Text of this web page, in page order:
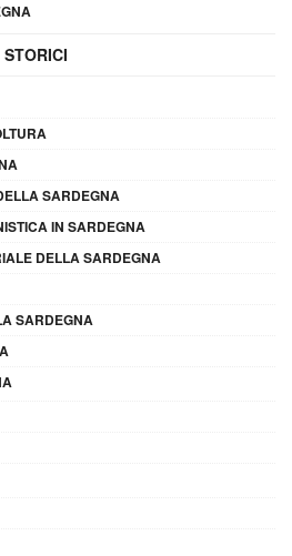
SARDEGNA
IN SARDEGNA
DELLA SARDEGNA
SARDEGNA